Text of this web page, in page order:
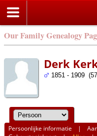
Our Family Genealogy
Derk
1851 - 1909
Persoonlijke informatie |